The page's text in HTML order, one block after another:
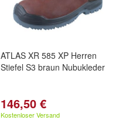
ATLAS XR 585 XP Herren
Stiefel S3 braun Nubukleder
146,50 €
Kostenloser Versand